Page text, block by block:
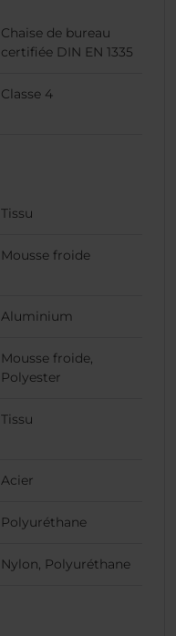
Chaise de bureau
certifiée DIN EN 1335
Classe 4
Tissu
Mousse froide
Aluminium
Mousse froide,
Polyester
Tissu
Acier
Polyuréthane
Nylon, Polyuréthane